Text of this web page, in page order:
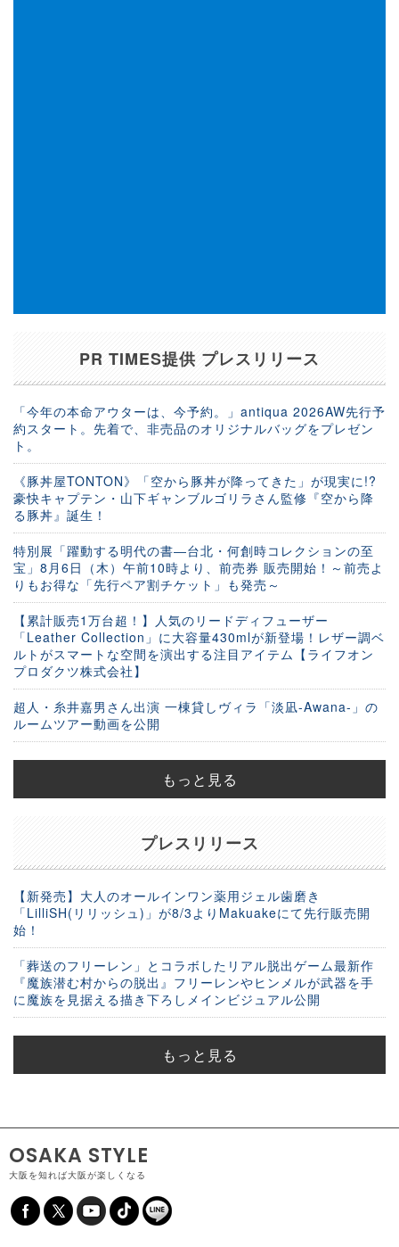
PR TIMES提供 プレスリリース
「今年の本命アウターは、今予約。」antiqua 2026AW先行予
約スタート。先着で、非売品のオリジナルバッグをプレゼン
ト。
《豚丼屋TONTON》「空から豚丼が降ってきた」が現実に!?
豪快キャプテン・山下ギャンブルゴリラさん監修『空から降
る豚丼』誕生！
特別展「躍動する明代の書―台北・何創時コレクションの至
宝」8月6日（木）午前10時より、前売券 販売開始！～前売よ
りもお得な「先行ペア割チケット」も発売～
【累計販売1万台超！】人気のリードディフューザー
「Leather Collection」に大容量430mlが新登場！レザー調ベ
ルトがスマートな空間を演出する注目アイテム【ライフオン
プロダクツ株式会社】
超人・糸井嘉男さん出演 一棟貸しヴィラ「淡凪-Awana-」の
ルームツアー動画を公開
もっと見る
プレスリリース
【新発売】大人のオールインワン薬用ジェル歯磨き
「LilliSH(リリッシュ)」が8/3よりMakuakeにて先行販売開
始！
「葬送のフリーレン」とコラボしたリアル脱出ゲーム最新作
『魔族潜む村からの脱出』フリーレンやヒンメルが武器を手
に魔族を見据える描き下ろしメインビジュアル公開
もっと見る
OSAKA STYLE
大阪を知れば大阪が楽しくなる